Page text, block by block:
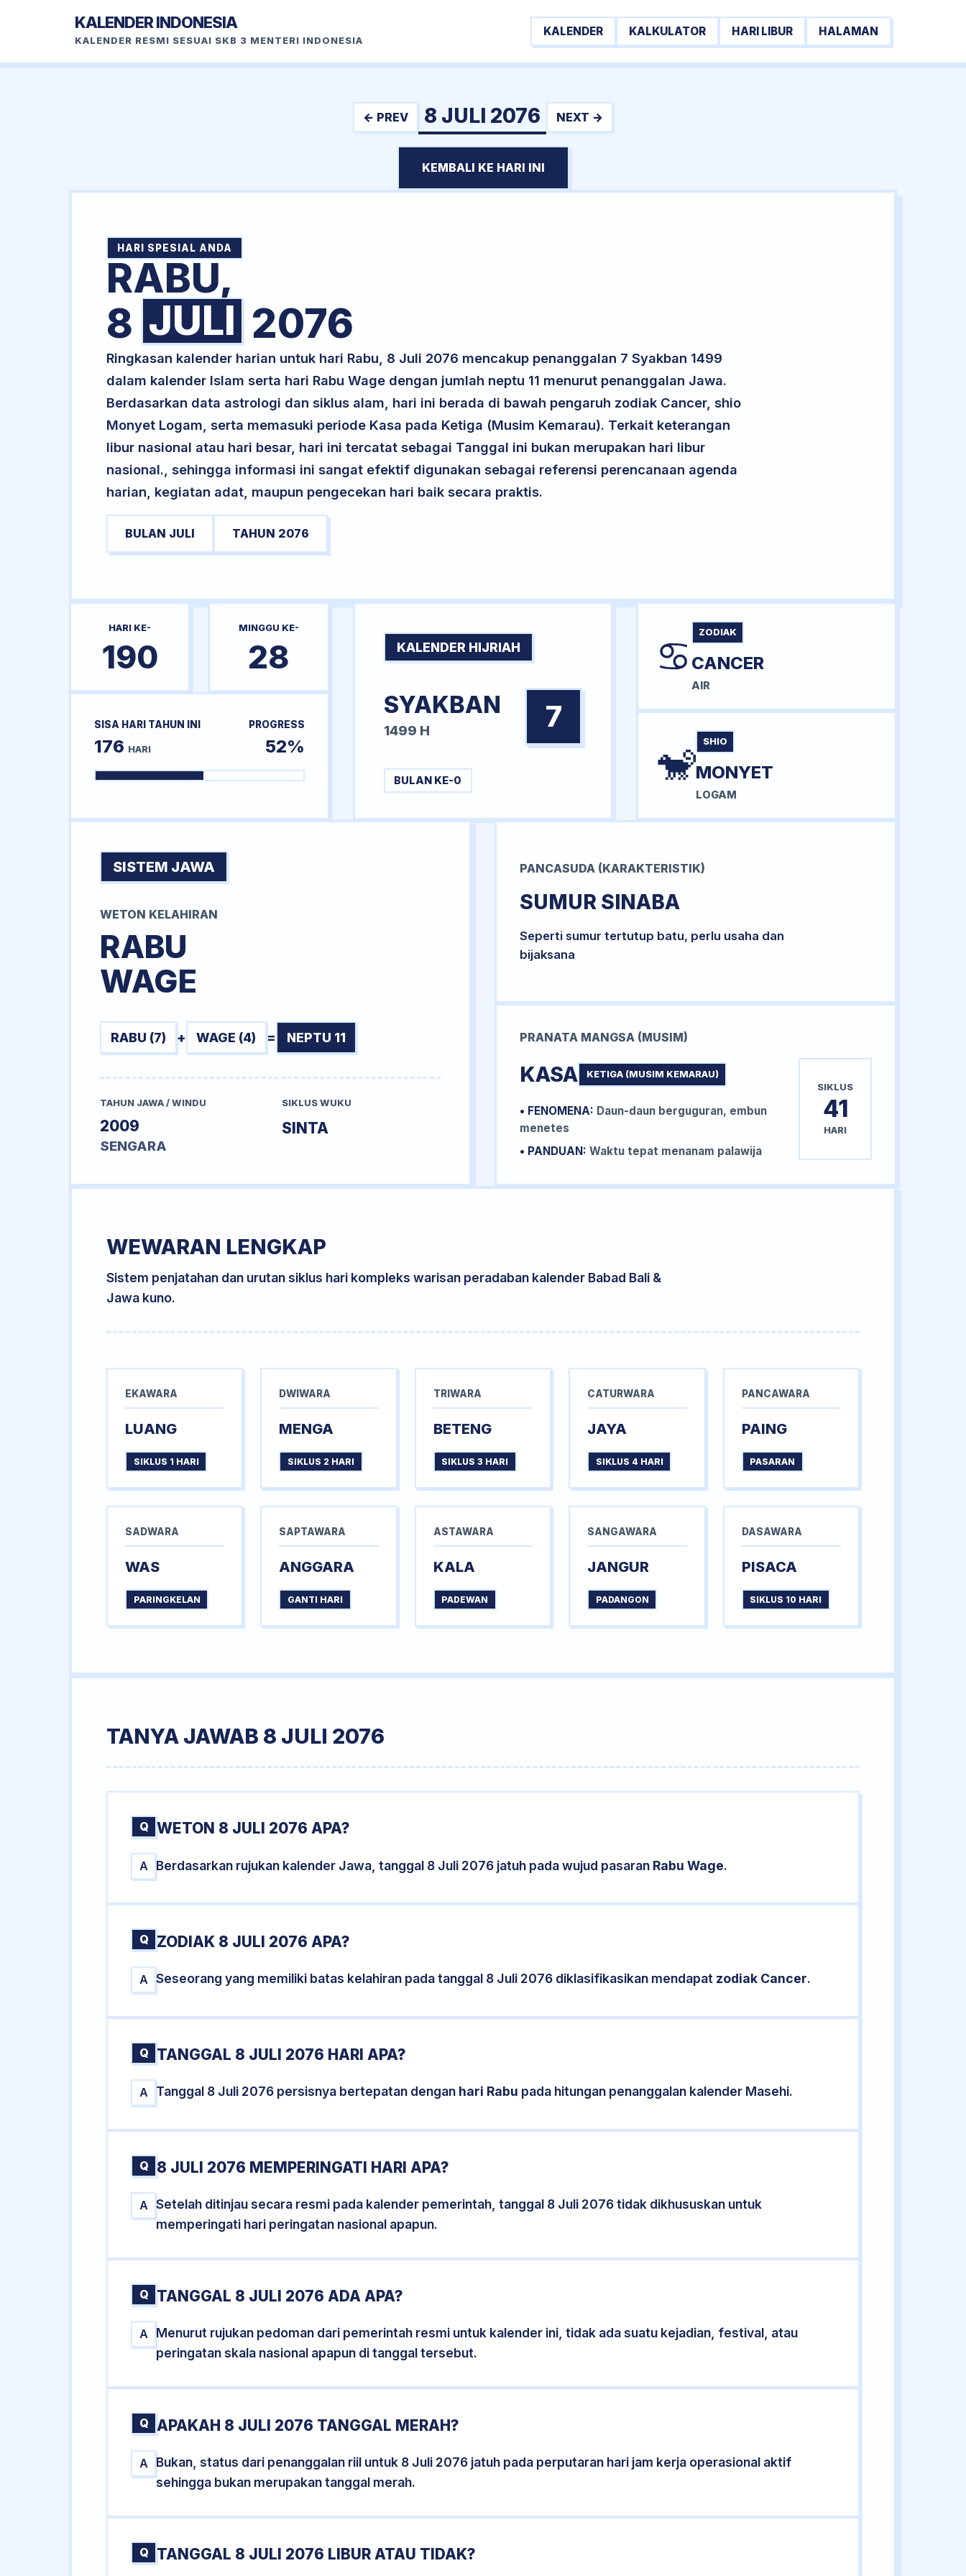
KALENDER INDONESIA
KALENDER RESMI SESUAI SKB 3 MENTERI INDONESIA
KALENDER KALKULATOR HARI LIBUR HALAMAN
← PREV 8 JULI 2076 NEXT →
KEMBALI KE HARI INI
HARI SPESIAL ANDA
RABU,
8 JULI 2076
Ringkasan kalender harian untuk hari Rabu, 8 Juli 2076 mencakup penanggalan 7 Syakban 1499
dalam kalender Islam serta hari Rabu Wage dengan jumlah neptu 11 menurut penanggalan Jawa.
Berdasarkan data astrologi dan siklus alam, hari ini berada di bawah pengaruh zodiak Cancer, shio
Monyet Logam, serta memasuki periode Kasa pada Ketiga (Musim Kemarau). Terkait keterangan
libur nasional atau hari besar, hari ini tercatat sebagai Tanggal ini bukan merupakan hari libur
nasional., sehingga informasi ini sangat efektif digunakan sebagai referensi perencanaan agenda
harian, kegiatan adat, maupun pengecekan hari baik secara praktis.
BULAN JULI TAHUN 2076
HARI KE-
190
MINGGU KE-
28
SISA HARI TAHUN INI
176 HARI
PROGRESS
52%
KALENDER HIJRIAH
SYAKBAN
1499 H 7
BULAN KE-0
♋ ZODIAK
CANCER
AIR
🐒 SHIO
MONYET
LOGAM
SISTEM JAWA
WETON KELAHIRAN
RABU
WAGE
RABU (7) + WAGE (4) = NEPTU 11
TAHUN JAWA / WINDU
2009
SENGARA
SIKLUS WUKU
SINTA
PANCASUDA (KARAKTERISTIK)
SUMUR SINABA
Seperti sumur tertutup batu, perlu usaha dan
bijaksana
PRANATA MANGSA (MUSIM)
KASA KETIGA (MUSIM KEMARAU)
• FENOMENA: Daun-daun berguguran, embun
menetes
• PANDUAN: Waktu tepat menanam palawija
SIKLUS
41
HARI
WEWARAN LENGKAP
Sistem penjatahan dan urutan siklus hari kompleks warisan peradaban kalender Babad Bali &
Jawa kuno.
EKAWARA
LUANG
SIKLUS 1 HARI
DWIWARA
MENGA
SIKLUS 2 HARI
TRIWARA
BETENG
SIKLUS 3 HARI
CATURWARA
JAYA
SIKLUS 4 HARI
PANCAWARA
PAING
PASARAN
SADWARA
WAS
PARINGKELAN
SAPTAWARA
ANGGARA
GANTI HARI
ASTAWARA
KALA
PADEWAN
SANGAWARA
JANGUR
PADANGON
DASAWARA
PISACA
SIKLUS 10 HARI
TANYA JAWAB 8 JULI 2076
Q WETON 8 JULI 2076 APA?
A Berdasarkan rujukan kalender Jawa, tanggal 8 Juli 2076 jatuh pada wujud pasaran Rabu Wage.
Q ZODIAK 8 JULI 2076 APA?
A Seseorang yang memiliki batas kelahiran pada tanggal 8 Juli 2076 diklasifikasikan mendapat zodiak Cancer.
Q TANGGAL 8 JULI 2076 HARI APA?
A Tanggal 8 Juli 2076 persisnya bertepatan dengan hari Rabu pada hitungan penanggalan kalender Masehi.
Q 8 JULI 2076 MEMPERINGATI HARI APA?
A
Setelah ditinjau secara resmi pada kalender pemerintah, tanggal 8 Juli 2076 tidak dikhususkan untuk
memperingati hari peringatan nasional apapun.
Q TANGGAL 8 JULI 2076 ADA APA?
A
Menurut rujukan pedoman dari pemerintah resmi untuk kalender ini, tidak ada suatu kejadian, festival, atau
peringatan skala nasional apapun di tanggal tersebut.
Q APAKAH 8 JULI 2076 TANGGAL MERAH?
A
Bukan, status dari penanggalan riil untuk 8 Juli 2076 jatuh pada perputaran hari jam kerja operasional aktif
sehingga bukan merupakan tanggal merah.
Q TANGGAL 8 JULI 2076 LIBUR ATAU TIDAK?